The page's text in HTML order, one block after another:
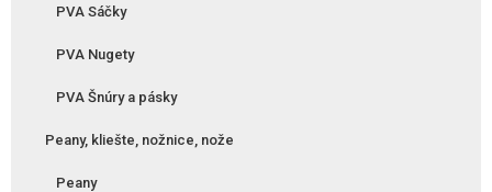
PVA Sáčky
PVA Nugety
PVA Šnúry a pásky
Peany, kliešte, nožnice, nože
Peany